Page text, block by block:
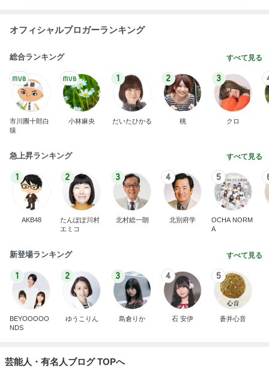
オフィシャルブロガーランキング
総合ランキング すべて見る
市川團十郎白
猿
小林麻央
1
だいたひかる
2
桃
3
クロ
急上昇ランキング すべて見る
1
AKB48
2
たんぽぽ川村
エミコ
3
北村総一朗
4
北別府学
5
OCHA NORM
A
新登場ランキング すべて見る
1
BEYOOOOO
NDS
2
ゆうこりん
3
島倉りか
4
石 安伊
5
蒼井心音
芸能人・有名人ブログ TOPへ